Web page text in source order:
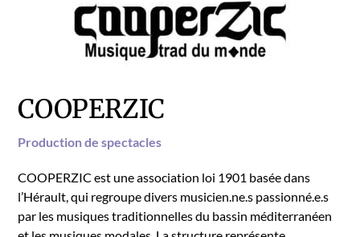
COOPERZIC
Pro­duc­tion de spec­ta­cles
COOPERZIC est une asso­ci­a­tion loi 1901 basée dans
l’Hérault, qui regroupe divers musicien.ne.s passionné.e.s
par les musiques tra­di­tion­nelles du bassin méditer­ranéen